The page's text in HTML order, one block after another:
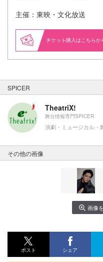
主催：東映・文化放送
購入はこちらか
SPICER
TheatriX!
舞台情報専門SPICER
演劇・ミュージカル・
その他の画像
画像
ポスト シェア